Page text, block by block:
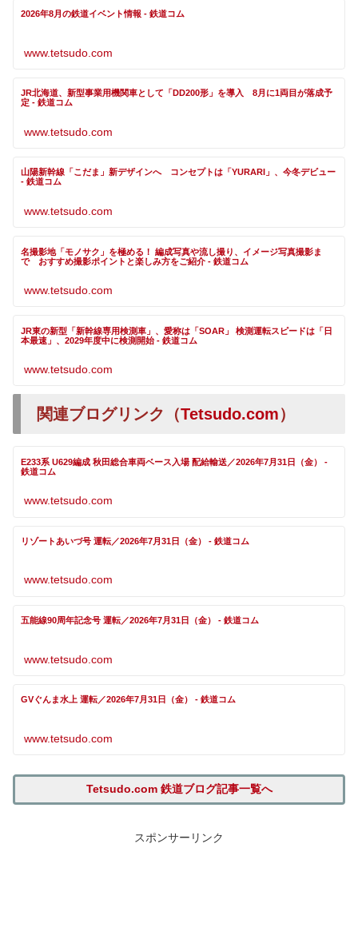
2026年8月の鉄道イベント情報 - 鉄道コム
www.tetsudo.com
JR北海道、新型事業用機関車として「DD200形」を導入 8月に1両目が落成予
定 - 鉄道コム
www.tetsudo.com
山陽新幹線「こだま」新デザインへ コンセプトは「YURARI」、今冬デビュー
- 鉄道コム
www.tetsudo.com
名撮影地「モノサク」を極める！ 編成写真や流し撮り、イメージ写真撮影ま
で おすすめ撮影ポイントと楽しみ方をご紹介 - 鉄道コム
www.tetsudo.com
JR東の新型「新幹線専用検測車」、愛称は「SOAR」 検測運転スピードは「日
本最速」、2029年度中に検測開始 - 鉄道コム
www.tetsudo.com
関連ブログリンク（Tetsudo.com）
E233系 U629編成 秋田総合車両ベース入場 配給輸送／2026年7月31日（金） -
鉄道コム
www.tetsudo.com
リゾートあいづ号 運転／2026年7月31日（金） - 鉄道コム
www.tetsudo.com
五能線90周年記念号 運転／2026年7月31日（金） - 鉄道コム
www.tetsudo.com
GVぐんま水上 運転／2026年7月31日（金） - 鉄道コム
www.tetsudo.com
Tetsudo.com 鉄道ブログ記事一覧へ
スポンサーリンク